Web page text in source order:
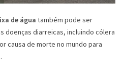
de água também pode ser
doenças diarreicas, incluindo cólera
causa de morte no mundo para